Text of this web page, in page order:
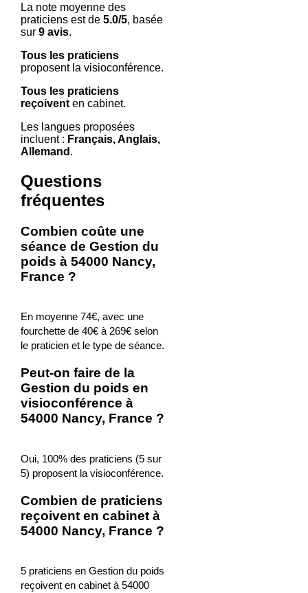
La note moyenne des
praticiens est de 5.0/5, basée
sur 9 avis.
Tous les praticiens
proposent la visioconférence.
Tous les praticiens
reçoiventen cabinet.
Les langues proposées
incluent : Français, Anglais,
Allemand .
Questions
fréquentes
Combien coûte une
séance de Gestion du
poids à 54000 Nancy,
France ?
En moyenne 74€, avec une
fourchette de 40€ à 269€ selon
le praticien et le type de séance.
Peut-on faire de la
Gestion du poids en
visioconférence à
54000 Nancy, France ?
Oui, 100% des praticiens (5 sur
5) proposent la visioconférence.
Combien de praticiens
reçoivent en cabinet à
54000 Nancy, France ?
5 praticiens en Gestion du poids
reçoivent en cabinet à 54000